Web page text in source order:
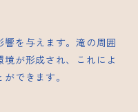
を与えます。滝の周囲
が形成され、これによ
できます。